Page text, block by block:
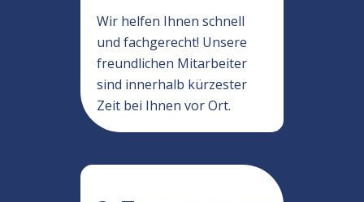
Wir helfen Ihnen schnell
und fachgerecht! Unsere
freundlichen Mitarbeiter
sind innerhalb kürzester
Zeit bei Ihnen vor Ort.